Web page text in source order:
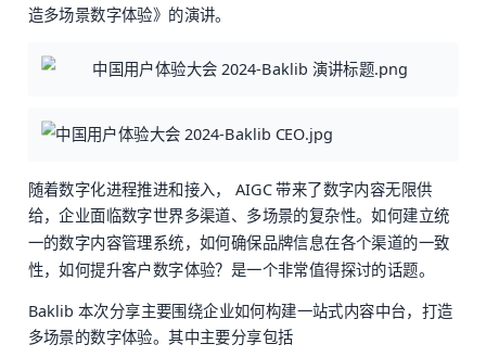
造多场景数字体验》的演讲。
随着数字化进程推进和接入， AIGC 带来了数字内容无限供
给，企业面临数字世界多渠道、多场景的复杂性。如何建立统
一的数字内容管理系统，如何确保品牌信息在各个渠道的一致
性，如何提升客户数字体验？是一个非常值得探讨的话题。
Baklib 本次分享主要围绕企业如何构建一站式内容中台，打造
多场景的数字体验。其中主要分享包括